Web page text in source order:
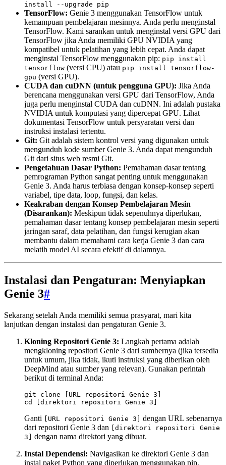
install --upgrade pip
TensorFlow: Genie 3 menggunakan TensorFlow untuk
kemampuan pembelajaran mesinnya. Anda perlu menginstal
TensorFlow. Kami sarankan untuk menginstal versi GPU dari
TensorFlow jika Anda memiliki GPU NVIDIA yang
kompatibel untuk pelatihan yang lebih cepat. Anda dapat
menginstal TensorFlow menggunakan pip: pip install
tensorflow (versi CPU) atau pip install tensorflow-
gpu (versi GPU).
CUDA dan cuDNN (untuk pengguna GPU): Jika Anda
berencana menggunakan versi GPU dari TensorFlow, Anda
juga perlu menginstal CUDA dan cuDNN. Ini adalah pustaka
NVIDIA untuk komputasi yang dipercepat GPU. Lihat
dokumentasi TensorFlow untuk persyaratan versi dan
instruksi instalasi tertentu.
Git: Git adalah sistem kontrol versi yang digunakan untuk
mengunduh kode sumber Genie 3. Anda dapat mengunduh
Git dari situs web resmi Git.
Pengetahuan Dasar Python: Pemahaman dasar tentang
pemrograman Python sangat penting untuk menggunakan
Genie 3. Anda harus terbiasa dengan konsep-konsep seperti
variabel, tipe data, loop, fungsi, dan kelas.
Keakraban dengan Konsep Pembelajaran Mesin
(Disarankan): Meskipun tidak sepenuhnya diperlukan,
pemahaman dasar tentang konsep pembelajaran mesin seperti
jaringan saraf, data pelatihan, dan fungsi kerugian akan
membantu dalam memahami cara kerja Genie 3 dan cara
melatih model AI secara efektif di dalamnya.
Instalasi dan Pengaturan: Menyiapkan
Genie 3#
Sekarang setelah Anda memiliki semua prasyarat, mari kita
lanjutkan dengan instalasi dan pengaturan Genie 3.
Kloning Repositori Genie 3: Langkah pertama adalah
mengkloning repositori Genie 3 dari sumbernya (jika tersedia
untuk umum, jika tidak, ikuti instruksi yang diberikan oleh
DeepMind atau sumber yang relevan). Gunakan perintah
berikut di terminal Anda:
git clone [URL repositori Genie 3]
Ganti [URL repositori Genie 3]
dengan URL sebenarnya
dari repositori Genie 3 dan
[direktori repositori Genie
3]
dengan nama direktori yang dibuat.
Instal Dependensi: Navigasikan ke direktori Genie 3 dan
instal paket Python yang diperlukan menggunakan pip.